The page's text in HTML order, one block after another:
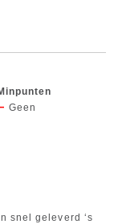
Geen
snel geleverd ‘s